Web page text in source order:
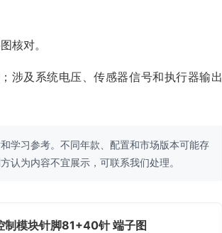
核对。
涉及系统电压、传感器信号和执行器输出
学习参考。不同年款、配置和市场版本可能存
认为内容不宜展示，可联系我们处理。
制模块针脚81+40针 端子图